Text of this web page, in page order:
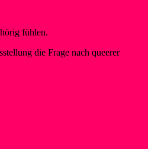
fühlen.
die Frage nach queerer